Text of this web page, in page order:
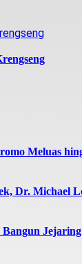
Meluas
Dr.